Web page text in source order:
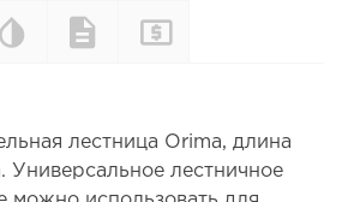
Цветовая
палитра
Документы
лестница Orima, длина
Универсальное лестничное